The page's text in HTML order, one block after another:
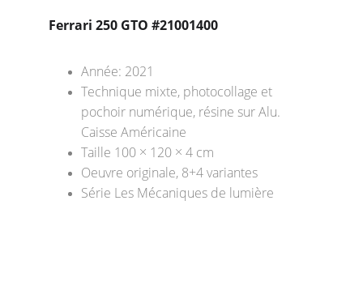
Ferrari 250 GTO #21001400
Année: 2021
Technique mixte, photocollage et
pochoir numérique, résine sur Alu.
Caisse Américaine
Taille 100 × 120 × 4 cm
Oeuvre originale, 8+4 variantes
Série Les Mécaniques de lumière